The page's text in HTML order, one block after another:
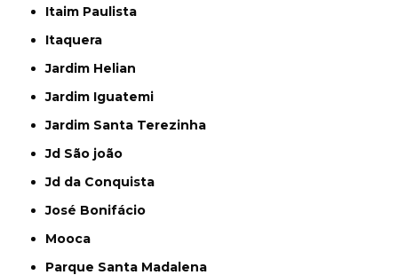
Itaim Paulista
Itaquera
Jardim Helian
Jardim Iguatemi
Jardim Santa Terezinha
Jd São joão
Jd da Conquista
José Bonifácio
Mooca
Parque Santa Madalena